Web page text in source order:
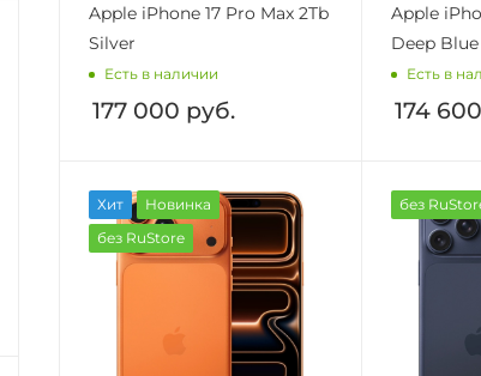
Apple iPhone 17 Pro Max 2Tb
Silver
Есть в наличии
177 000 руб.
Apple
Deep Blue
Есть в
174 600
Хит
Новинка
без RuStore
без